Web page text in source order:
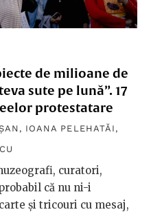
de milioane de
sute pe lună”. 17
protestatare
, IOANA PELEHATĂI ,
curatori,
că nu ni-i
și tricouri cu mesaj,